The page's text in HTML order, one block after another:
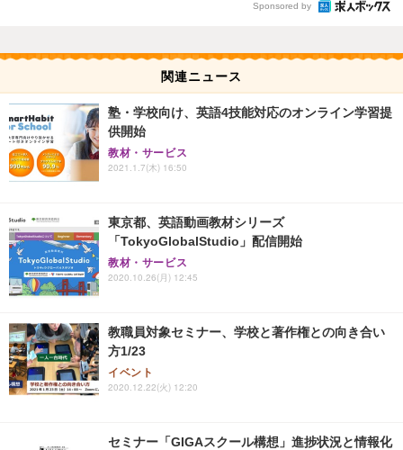
Sponsored by
関連ニュース
塾・学校向け、英語4技能対応のオンライン学習提
供開始
教材・サービス
2021.1.7(木) 16:50
東京都、英語動画教材シリーズ
「TokyoGlobalStudio」配信開始
教材・サービス
2020.10.26(月) 12:45
教職員対象セミナー、学校と著作権との向き合い
方1/23
イベント
2020.12.22(火) 12:20
セミナー「GIGAスクール構想」進捗状況と情報化